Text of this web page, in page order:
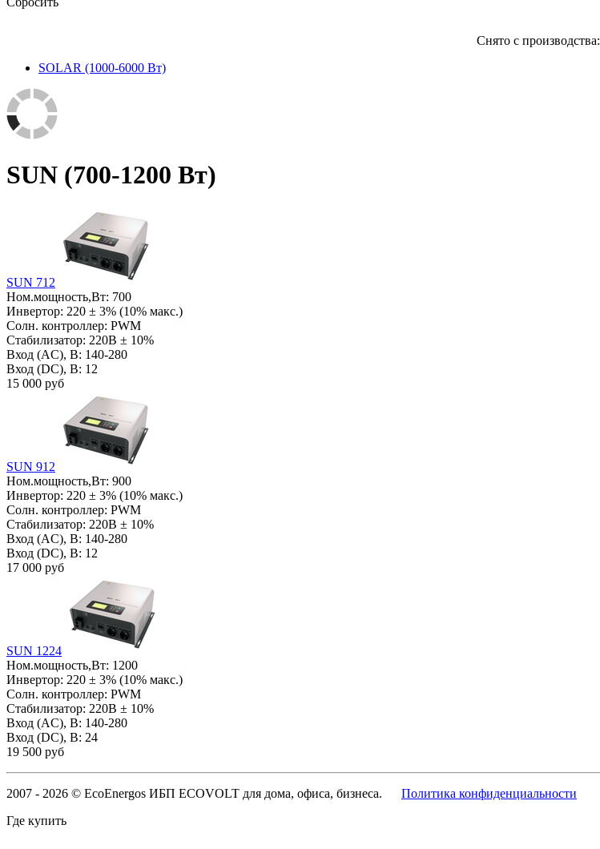
Снято с производства:
SOLAR (1000-6000 Вт)
SUN (700-1200 Вт)
SUN 712
Ном.мощность,Вт: 700
Инвертор: 220 ± 3% (10% макс.)
Солн. контроллер: PWM
Стабилизатор: 220В ± 10%
Вход (AC), В: 140-280
Вход (DC), В: 12
15 000 руб
SUN 912
Ном.мощность,Вт: 900
Инвертор: 220 ± 3% (10% макс.)
Солн. контроллер: PWM
Стабилизатор: 220В ± 10%
Вход (AC), В: 140-280
Вход (DC), В: 12
17 000 руб
SUN 1224
Ном.мощность,Вт: 1200
Инвертор: 220 ± 3% (10% макс.)
Солн. контроллер: PWM
Стабилизатор: 220В ± 10%
Вход (AC), В: 140-280
Вход (DC), В: 24
19 500 руб
2007 - 2026 © EcoEnergos ИБП ECOVOLT для дома, офиса, бизнеса. Политика конфиденциальности
Где купить